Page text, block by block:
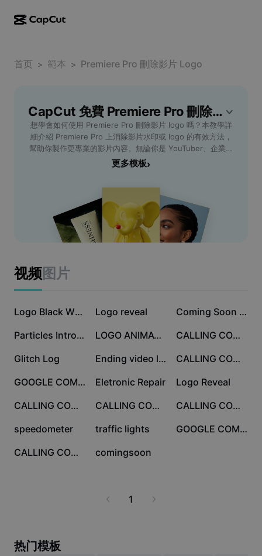
CapCut Desktop
CapCut Pad
CapCut Mobile
Video Studio
AI video generator
AI image generator
Dreamina Seedance 2.5
Nano Banana Pro
Auto captions
Video editor & generator
Image editor & generator
Voice generator & editor
Marketing
Social media templates
More
Anniversary templates
Effects templates
Industry templates
Recap templates
Initiatives
Affiliates
Creative Partner Program
CapCut Creative Campus
Trust Center
Help Center
About CapCut's Terms of Service
Dreamina Seedance 2.0 Launch
首页 > 範本 > Premiere Pro 刪除影片 Logo
CapCut 免費 Premiere Pro 刪除影片 Logo 範本
想學會如何使用 Premiere Pro 刪除影片 logo 嗎？本教學詳
細介紹 Premiere Pro 上消除影片水印或 logo 的有效方法，
幫助你製作更專業的影片內容。無論你是 YouTuber、企業宣
傳片製作人，還是個人影片創作者，只需幾個步驟就能輕鬆達
能保持畫面完整自然。立即掌握這些實用技術，讓你在專案剪
輯、品牌包裝與短影片製作上都能事半功倍，輕鬆完成美觀無
瑕疵的影片。點擊了解更多 Premiere Pro 技巧，幫助你從新
手晉身為專業剪輯大師。
更多模板›
视频图片
88.2K Logo Black White 41.5K
Logo reveal 17.9K Coming Soon Project
17.5K Particles Intro Top 16.4K LOGO ANIMATION 10K CALLING COMING SOON
6.6K
Glitch Log 2.5K Ending video logo 1K CALLING COMING SOON
861 GOOGLE COMING SOON 787
Eletronic Repair 509
Logo Reveal
497 CALLING COMING SOON 81 CALLING COMING SOON 63 CALLING COMING SOON
54
speedometer 37
traffic lights 31 GOOGLE COMING SOON
20 CALLING COMING SOON 9
comingsoon
1
热门模板